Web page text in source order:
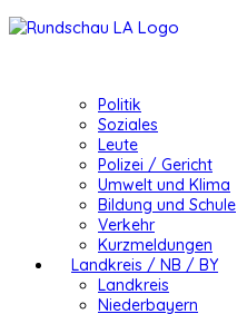
Politik
Soziales
Leute
Polizei / Gericht
Umwelt und Klima
Bildung und Schule
Verkehr
Kurzmeldungen
Landkreis / NB / BY
Landkreis
Niederbayern